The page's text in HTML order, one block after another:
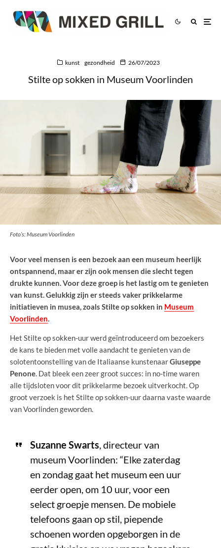
kunst gezondheid 26/07/2023
Stilte op sokken in Museum Voorlinden
Foto’s: Museum Voorlinden
Voor veel mensen is een bezoek aan een museum heerlijk
ontspannend, maar er zijn ook mensen die slecht tegen
drukte kunnen. Voor deze groep is het lastig om te genieten
van kunst. Gelukkig zijn er steeds vaker prikkelarme
initiatieven in musea, zoals Stilte op sokken in Museum
Voorlinden.
Het Stilte op sokken-uur werd geïntroduceerd om bezoekers
de kans te bieden met volle aandacht te genieten van de
solotentoonstelling van de Italiaanse kunstenaarGiuseppe
Penone. Dat bleek een zeer groot succes: in no-time waren
alle tijdsloten voor dit prikkelarme bezoek uitverkocht. Op
groot verzoek is het Stilte op sokken-uur daarna vaste waarde
van Voorlinden geworden.
Suzanne Swarts, directeur van
museum Voorlinden: “Elke zaterdag
en zondag gaat het museum een uur
eerder open, om 10 uur, voor een
select groepje mensen. De mobiele
telefoons gaan op stil, piepende
schoenen worden opgeborgen in de